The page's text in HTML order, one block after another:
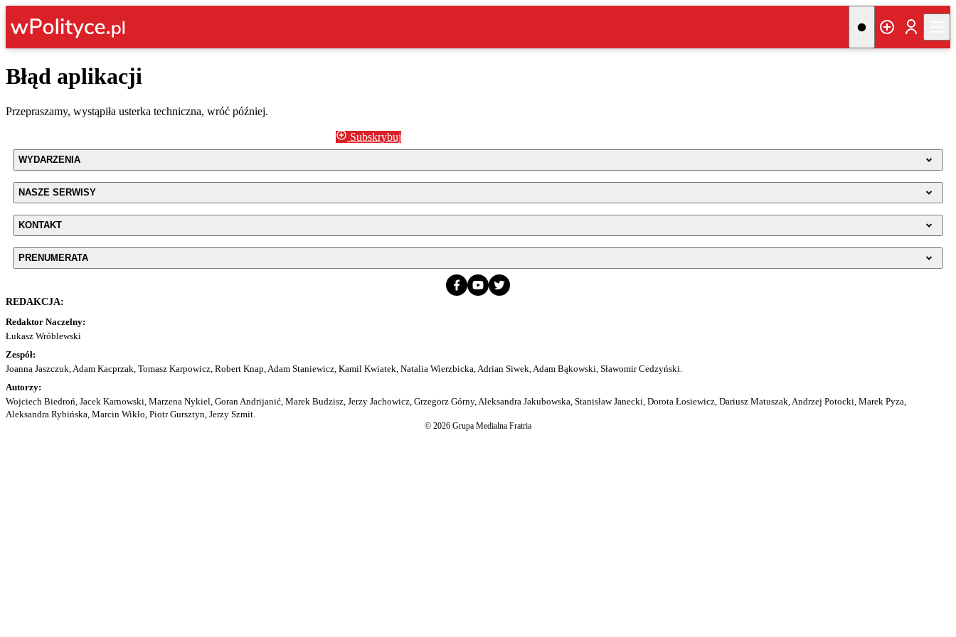
Błąd aplikacji
Przepraszamy, wystąpiła usterka techniczna, wróć później.
Subskrybuj
WYDARZENIA
NASZE SERWISY
KONTAKT
PRENUMERATA
REDAKCJA:
Redaktor Naczelny:
Łukasz Wróblewski
Zespół:
Joanna Jaszczuk, Adam Kacprzak, Tomasz Karpowicz, Robert Knap, Adam Staniewicz, Kamil Kwiatek, Natalia Wierzbicka, Adrian Siwek, Adam Bąkowski, Sławomir Cedzyński.
Autorzy:
Wojciech Biedroń, Jacek Karnowski, Marzena Nykiel, Goran Andrijanić, Marek Budzisz, Jerzy Jachowicz, Grzegorz Górny, Aleksandra Jakubowska, Stanisław Janecki, Dorota Łosiewicz, Dariusz Matuszak, Andrzej Potocki, Marek Pyza,
Aleksandra Rybińska, Marcin Wikło, Piotr Gursztyn, Jerzy Szmit.
© 2026 Grupa Medialna Fratria